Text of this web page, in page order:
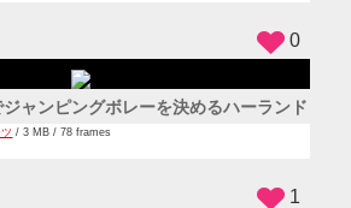
ャンピングボレーを決めるハーランド
/ 3 MB / 78 frames
0
1